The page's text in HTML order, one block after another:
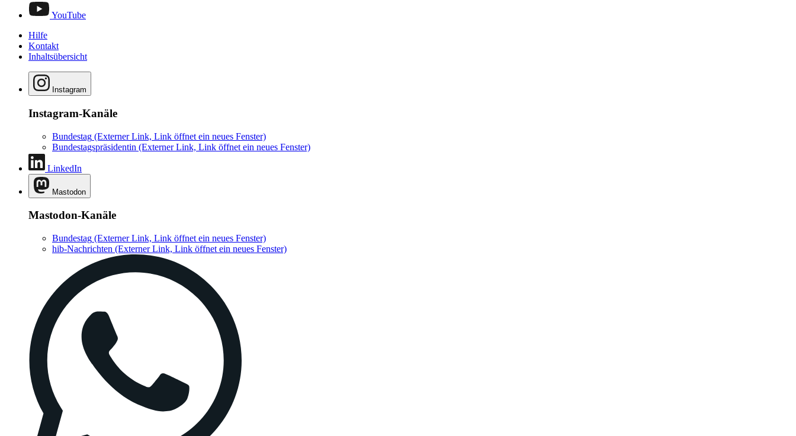
YouTube
Hilfe
Kontakt
Inhaltsübersicht
Instagram
Instagram-Kanäle
Bundestag (Externer Link, Link öffnet ein neues Fenster)
Bundestagspräsidentin (Externer Link, Link öffnet ein neues Fenster)
LinkedIn
Mastodon
Mastodon-Kanäle
Bundestag (Externer Link, Link öffnet ein neues Fenster)
hib-Nachrichten (Externer Link, Link öffnet ein neues Fenster)